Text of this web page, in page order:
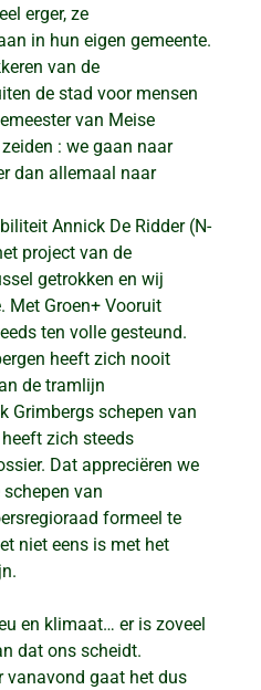
erger, ze
in hun eigen gemeente.
van de
de stad voor mensen
van Meise
: we gaan naar
dan allemaal naar
Annick De Ridder (N-
project van de
getrokken en wij
Met Groen+ Vooruit
ten volle gesteund.
heeft zich nooit
de tramlijn
Grimbergs schepen van
zich steeds
Dat appreciëren we
van
formeel te
niet eens is met het
en klimaat… er is zoveel
dat ons scheidt.
vanavond gaat het dus